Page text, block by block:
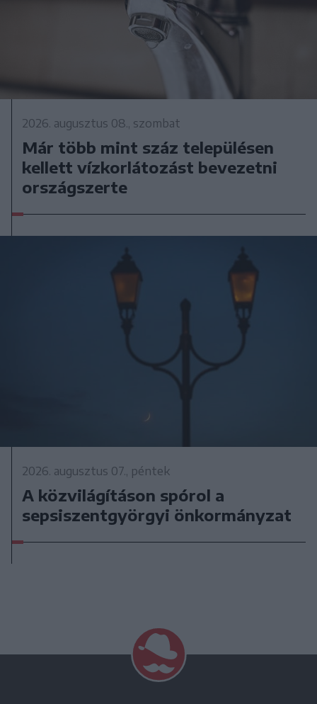
2026. augusztus 08., szombat
Már több mint száz településen
kellett vízkorlátozást bevezetni
országszerte
2026. augusztus 07., péntek
A közvilágításon spórol a
sepsiszentgyörgyi önkormányzat